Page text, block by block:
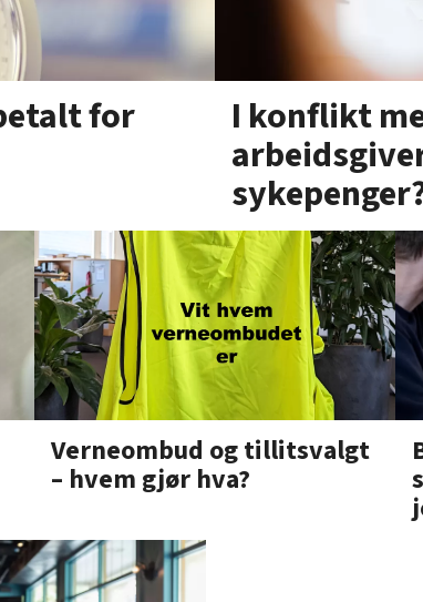
for I konflikt
Verneombud og tillitsvalgt
– hvem gjør hva?